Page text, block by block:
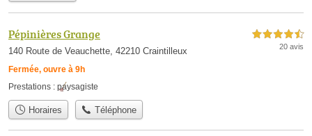
Pépinières Grange
140 Route de Veauchette, 42210 Craintilleux
Fermée, ouvre à 9h
4,5 étoiles sur 5
20 avis
Prestations : paysagiste
Horaires Téléphone